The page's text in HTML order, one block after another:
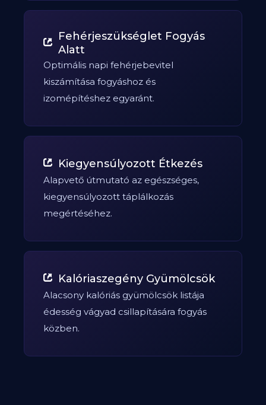
Fehérjeszükséglet Fogyás
Alatt
Optimális napi fehérjebevitel
kiszámítása fogyáshoz és
izomépítéshez egyaránt.
Kiegyensúlyozott Étkezés
Alapvető útmutató az egészséges,
kiegyensúlyozott táplálkozás
megértéséhez.
Kalóriaszegény Gyümölcsök
Alacsony kalóriás gyümölcsök listája
édesség vágyad csillapítására fogyás
közben.